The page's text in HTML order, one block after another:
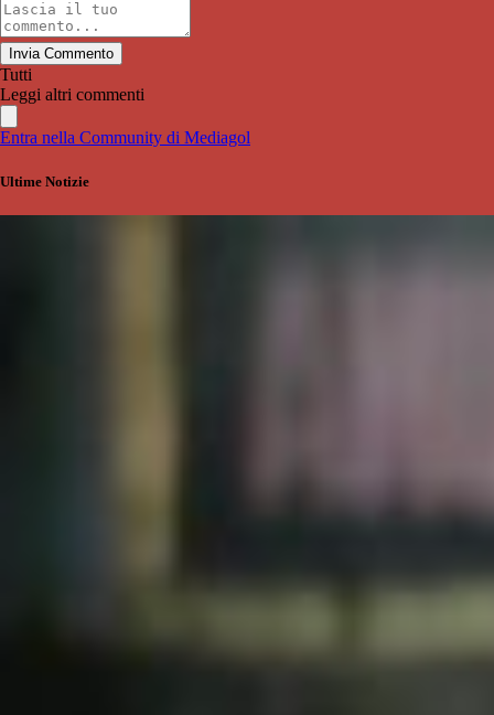
Invia Commento
Tutti
Leggi altri commenti
Entra nella Community di Mediagol
Ultime Notizie